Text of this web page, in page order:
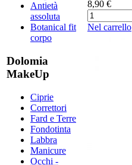
Antietà
assoluta
Botanical fit
corpo
Dolomia
MakeUp
Ciprie
Correttori
Fard e Terre
Fondotinta
Labbra
Manicure
Occhi -
8,90 €
Nel carrello